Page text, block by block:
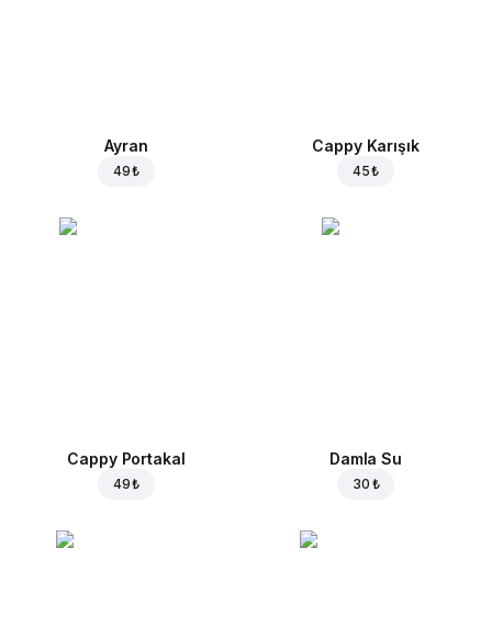
Ayran
49 ₺
Cappy Karışık
45 ₺
Cappy Portakal
49 ₺
Damla Su
30 ₺